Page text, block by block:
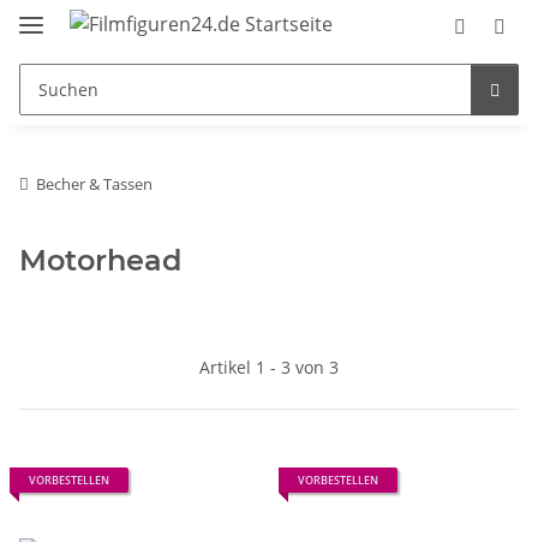
Becher & Tassen
Motorhead
Artikel 1 - 3 von 3
VORBESTELLEN VORBESTELLEN